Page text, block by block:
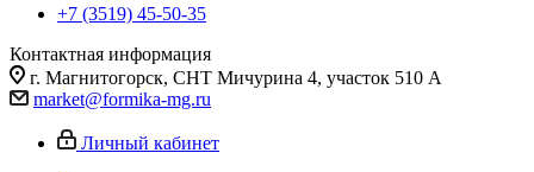
+7 (3519) 45-50-35
Контактная информация
г. Магнитогорск, СНТ Мичурина 4, участок 510 А
market@formika-mg.ru
Личный кабинет